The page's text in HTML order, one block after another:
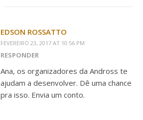
EDSON ROSSATTO
FEVEREIRO 23, 2017 AT 10:56 PM
RESPONDER
Ana, os organizadores da Andross te
ajudam a desenvolver. Dê uma chance
pra isso. Envia um conto.